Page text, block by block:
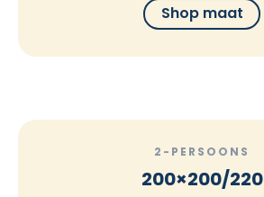
Shop maat
2-PERSOONS
200×200/220